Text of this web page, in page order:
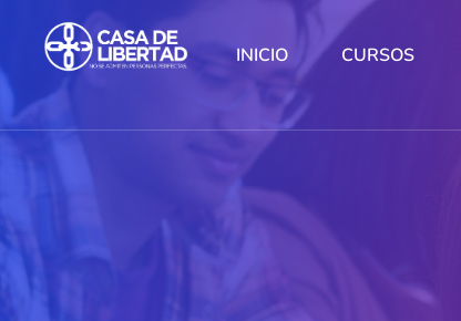
INICIO CURSOS